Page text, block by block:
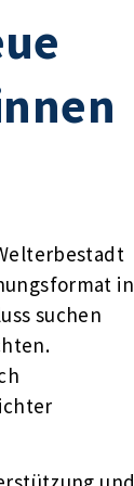
in
suchen